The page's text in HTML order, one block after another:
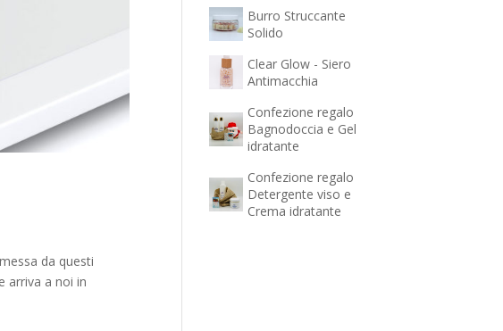
da questi
arriva a noi in
Burro Struccante
Solido
Clear Glow - Siero
Antimacchia
Confezione regalo
Bagnodoccia e Gel
idratante
Confezione regalo
Detergente viso e
Crema idratante